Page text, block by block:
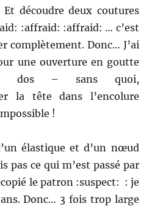
découdre deux coutures
:affraid: :affraid: … c’est
complètement. Donc… J’ai
une ouverture en goutte
dos – sans quoi,
la tête dans l’encolure
!
élastique et d’un nœud
pas ce qui m’est passé par
le patron :suspect: : je
Donc… 3 fois trop large